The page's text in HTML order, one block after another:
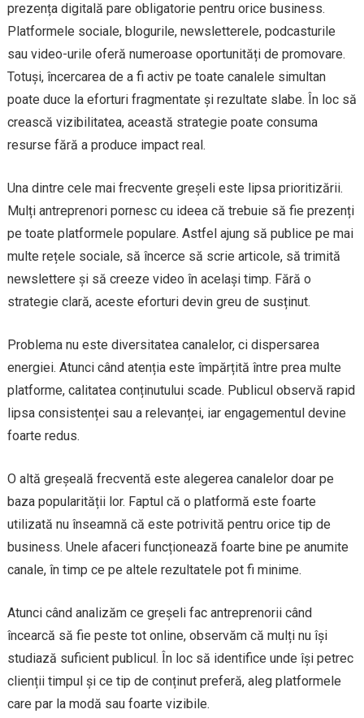
prezența digitală pare obligatorie pentru orice business.
Platformele sociale, blogurile, newsletterele, podcasturile
sau video-urile oferă numeroase oportunități de promovare.
Totuși, încercarea de a fi activ pe toate canalele simultan
poate duce la eforturi fragmentate și rezultate slabe. În loc să
crească vizibilitatea, această strategie poate consuma
resurse fără a produce impact real.
Una dintre cele mai frecvente greșeli este lipsa prioritizării.
Mulți antreprenori pornesc cu ideea că trebuie să fie prezenți
pe toate platformele populare. Astfel ajung să publice pe mai
multe rețele sociale, să încerce să scrie articole, să trimită
newslettere și să creeze video în același timp. Fără o
strategie clară, aceste eforturi devin greu de susținut.
Problema nu este diversitatea canalelor, ci dispersarea
energiei. Atunci când atenția este împărțită între prea multe
platforme, calitatea conținutului scade. Publicul observă rapid
lipsa consistenței sau a relevanței, iar engagementul devine
foarte redus.
O altă greșeală frecventă este alegerea canalelor doar pe
baza popularității lor. Faptul că o platformă este foarte
utilizată nu înseamnă că este potrivită pentru orice tip de
business. Unele afaceri funcționează foarte bine pe anumite
canale, în timp ce pe altele rezultatele pot fi minime.
Atunci când analizăm ce greșeli fac antreprenorii când
încearcă să fie peste tot online, observăm că mulți nu își
studiază suficient publicul. În loc să identifice unde își petrec
clienții timpul și ce tip de conținut preferă, aleg platformele
care par la modă sau foarte vizibile.